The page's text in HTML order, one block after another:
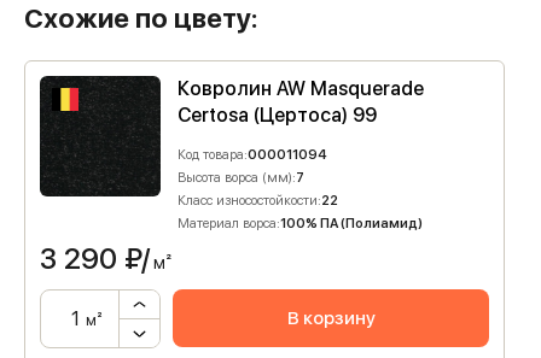
Схожие по цвету:
Ковролин AW Masquerade
Certosa (Цертоса) 99
Код товара:000011094
Высота ворса (мм):7
Класс износостойкости:22
Материал ворса:100% ПА (Полиамид)
3 290 ₽/м²
м² В корзину